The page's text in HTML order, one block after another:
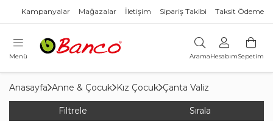
Kampanyalar Mağazalar İletişim Sipariş Takibi Taksit Ödeme
Menü AramaHesabımSepetim
Anasayfa Anne & Çocuk Kız Çocuk Çanta Valiz
Filtrele Sırala